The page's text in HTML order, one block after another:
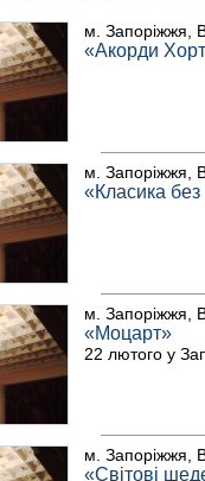
м. Запоріжжя,
«Акорди
м. Запоріжжя,
«Класика без
м. Запоріжжя,
«Моцарт»
22 лютого у
м. Запоріжжя,
«Світові